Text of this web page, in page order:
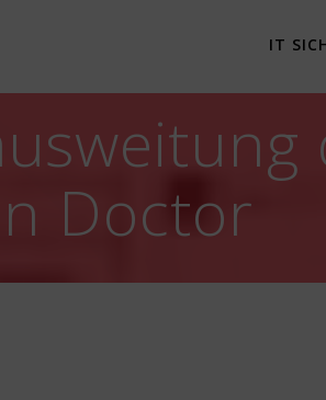
IT
Doctor